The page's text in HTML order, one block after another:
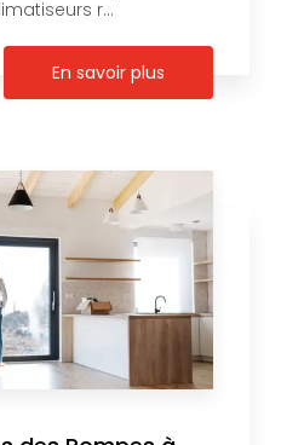
r...
En savoir plus